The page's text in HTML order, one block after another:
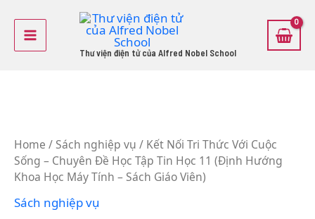
content
Main
Menu
Thư viện điện tử của Alfred Nobel School
Home /Sách nghiệp vụ / Kết Nối Tri Thức Với Cuộc
Sống – Chuyên Đề Học Tập Tin Học 11 (Định Hướng
Khoa Học Máy Tính – Sách Giáo Viên)
Sách nghiệp vụ
Tri
Thức
Với
Sống